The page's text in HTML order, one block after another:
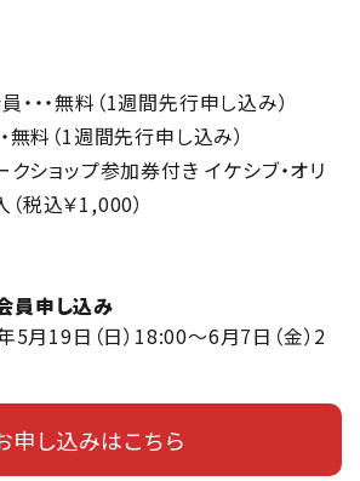
・・無料（1週間先行申し込み）
無料（1週間先行申し込み）
クショップ参加券付き イケシブ・オリ
税込￥1,000）
申し込み
5月19日（日）18:00～6月7日（金）2
申し込みはこちら